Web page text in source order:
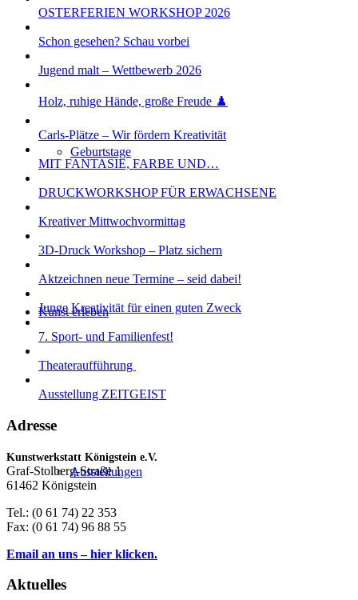
Geburtstage
Kunst erleben
Ausstellungen
OSTERFERIEN WORKSHOP 2026
Schon gesehen? Schau vorbei
Jugend malt – Wettbewerb 2026
Holz, ruhige Hände, große Freude ♟️
Carls-Plätze – Wir fördern Kreativität
MIT FANTASIE, FARBE UND…
DRUCKWORKSHOP FÜR ERWACHSENE
Kreativer Mittwochvormittag
3D-Druck Workshop – Platz sichern
Aktzeichnen neue Termine – seid dabei!
Junge Kreativität für einen guten Zweck
7. Sport- und Familienfest!
Theateraufführung
Ausstellung ZEITGEIST
Adresse
Kunstwerkstatt Königstein e.V.
Graf-Stolberg-Straße 1
61462 Königstein
Tel.: (0 61 74) 22 353
Fax: (0 61 74) 96 88 55
Email an uns – hier klicken.
Aktuelles